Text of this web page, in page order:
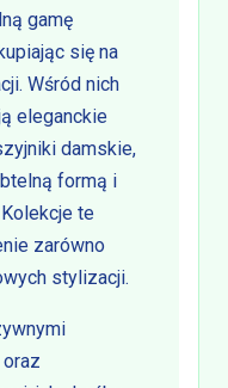
gamę
się na
Wśród nich
eleganckie
damskie,
formą i
te
zarówno
stylizacji.